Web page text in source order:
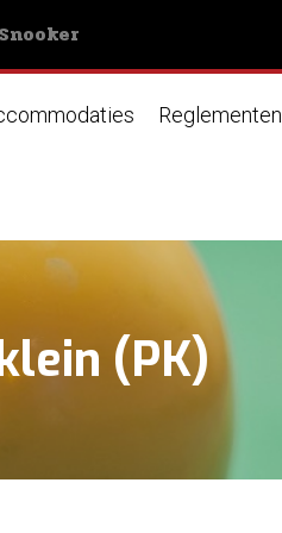
Snooker
Reglementen
(PK)